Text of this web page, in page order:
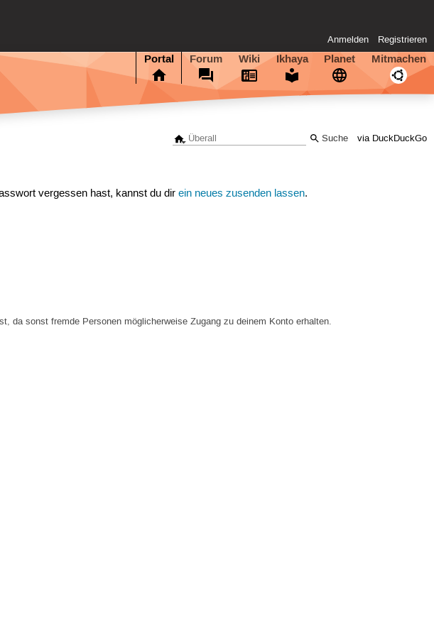
Anmelden Registrieren
Portal Forum Wiki Ikhaya Planet Mitmachen
via DuckDuckGo
vergessen hast, kannst du direin neues zusenden lassen.
da sonst fremde Personen möglicherweise Zugang zu deinem Konto erhalten.